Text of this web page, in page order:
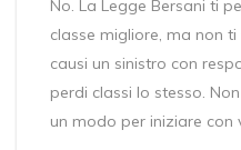
No. La Legge Bersani ti
classe migliore, ma non
causi un sinistro con
perdi classi lo stesso.
un modo per iniziare con